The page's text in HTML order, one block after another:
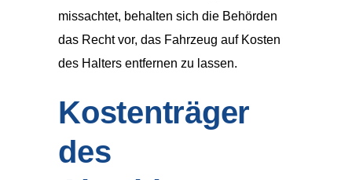
missachtet, behalten sich die Behörden
das Recht vor, das Fahrzeug auf Kosten
des Halters entfernen zu lassen.
Kostenträger
des